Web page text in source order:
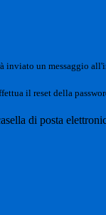
inviato un messaggio
il reset della
di posta